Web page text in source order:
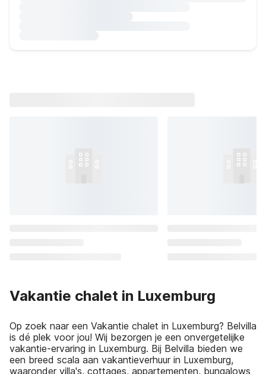
Vakantie chalet in Luxemburg
Op zoek naar een Vakantie chalet in Luxemburg? Belvilla
is dé plek voor jou! Wij bezorgen je een onvergetelijke
vakantie-ervaring in Luxemburg. Bij Belvilla bieden we
een breed scala aan vakantieverhuur in Luxemburg,
waaronder villa's, cottages, appartementen, bungalows